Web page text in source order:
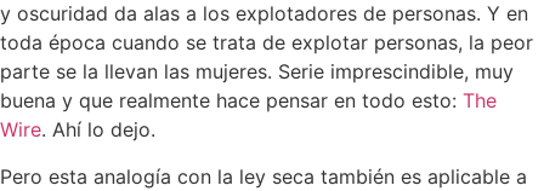
y oscuridad da alas a los explotadores de personas. Y en
toda época cuando se trata de explotar personas, la peor
parte se la llevan las mujeres. Serie imprescindible, muy
buena y que realmente hace pensar en todo esto: The
Wire. Ahí lo dejo.
Pero esta analogía con la ley seca también es aplicable a